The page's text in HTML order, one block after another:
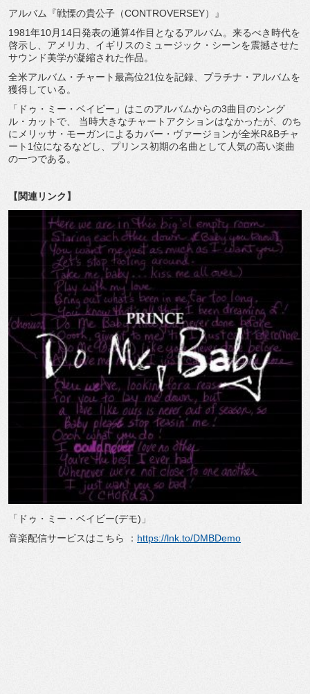
アルバム『戦慄の貴公子（CONTROVERSEY）』
1981年10月14日発表の通算4作目となるアルバム。来るべき時代を
啓示し、アメリカ、イギリスのミュージック・シーンを震撼させた
サウンド美学が凝縮された作品。
全米アルバム・チャート最高位21位を記録、プラチナ・アルバムを
獲得している。
「ドゥ・ミー・ベイビー」はこのアルバムからの3曲目のシング
ル・カットで、 当時大きなチャートアクションはなかったが、のち
にメリッサ・モーガンによるカバー・ヴァージョンが全米R&Bチャ
ート1位になるなどし、プリンス初期の名曲として人気の高い楽曲
の一つである。
【関連リンク】
「ドゥ・ミー・ベイビー(デモ)」
音楽配信サービスはこちら ： https://lnk.to/DMBDemo